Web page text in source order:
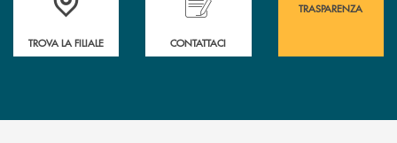
TROVA LA FILIALE CONTATTACI
TRASPARENZA